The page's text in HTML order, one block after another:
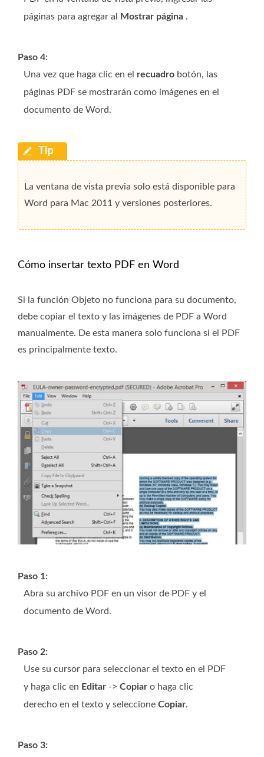
páginas para agregar al
Mostrar página .
Paso 4:
Una vez que haga clic en el recuadro botón, las
páginas PDF se mostrarán como imágenes en el
documento de Word.
La ventana de vista previa solo está disponible para
Word para Mac 2011 y versiones posteriores.
Cómo insertar texto PDF en Word
Si la función Objeto no funciona para su documento,
debe copiar el texto y las imágenes de PDF a Word
manualmente. De esta manera solo funciona si el PDF
es principalmente texto.
Paso 1:
Abra su archivo PDF en un visor de PDF y el
documento de Word.
Paso 2:
Use su cursor para seleccionar el texto en el PDF
y haga clic en Editar -> Copiar o haga clic
derecho en el texto y seleccione Copiar.
Paso 3: